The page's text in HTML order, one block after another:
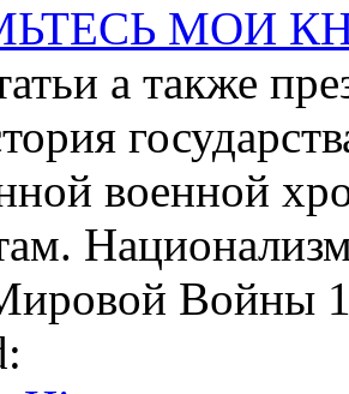
МОИ
а также
военной
Войны